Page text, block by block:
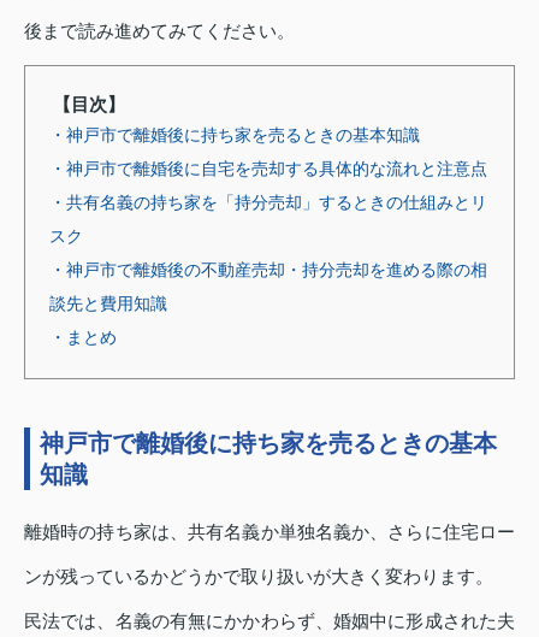
後まで読み進めてみてください。
【目次】
・神戸市で離婚後に持ち家を売るときの基本知識
・神戸市で離婚後に自宅を売却する具体的な流れと注意点
・共有名義の持ち家を「持分売却」するときの仕組みとリ
スク
・神戸市で離婚後の不動産売却・持分売却を進める際の相
談先と費用知識
・まとめ
神戸市で離婚後に持ち家を売るときの基本
知識
離婚時の持ち家は、共有名義か単独名義か、さらに住宅ロー
ンが残っているかどうかで取り扱いが大きく変わります。
民法では、名義の有無にかかわらず、婚姻中に形成された夫